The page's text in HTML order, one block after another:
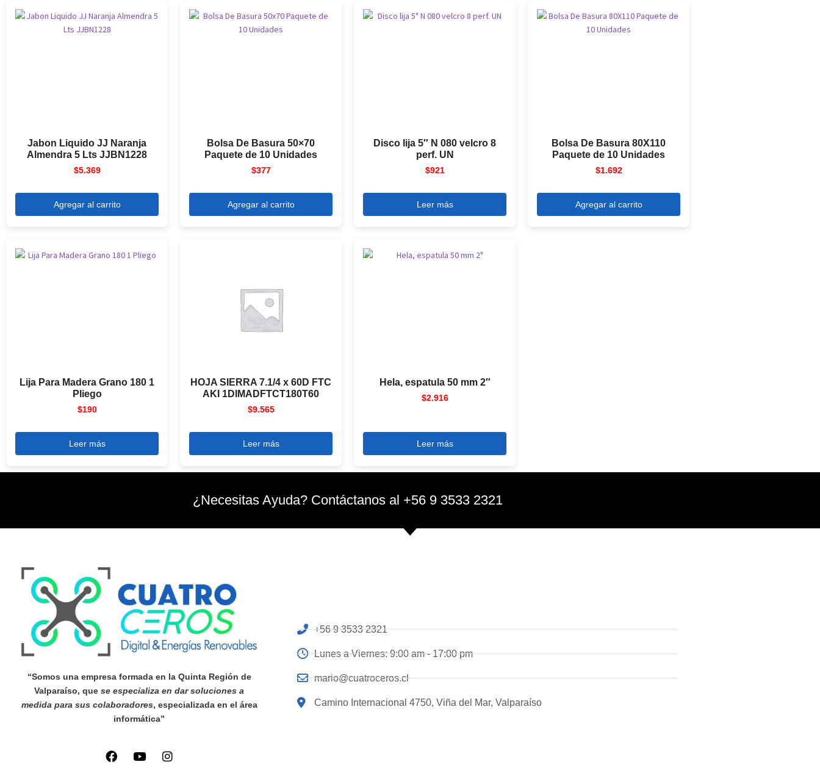
Jabon Liquido JJ Naranja
Almendra 5 Lts JJBN1228
$5.369
Agregar al carrito
Bolsa De Basura 50×70
Paquete de 10 Unidades
$377
Agregar al carrito
Disco lija 5″ N 080 velcro 8
perf. UN
$921
Leer más
Bolsa De Basura 80X110
Paquete de 10 Unidades
$1.692
Agregar al carrito
Lija Para Madera Grano 180 1
Pliego
$190
Leer más
HOJA SIERRA 7.1/4 x 60D FTC
AKI 1DIMADFTCT180T60
$9.565
Leer más
Hela, espatula 50 mm 2″
$2.916
Leer más
¿Necesitas Ayuda? Contáctanos al +56 9 3533 2321
“Somos una empresa formada en la Quinta Región de
Valparaíso, que se especializa en dar soluciones a
medida para sus colaboradores, especializada en el área
informática”
+56 9 3533 2321
Lunes a Viernes: 9:00 am - 17:00 pm
mario@cuatroceros.cl
Camino Internacional 4750, Viña del Mar, Valparaíso